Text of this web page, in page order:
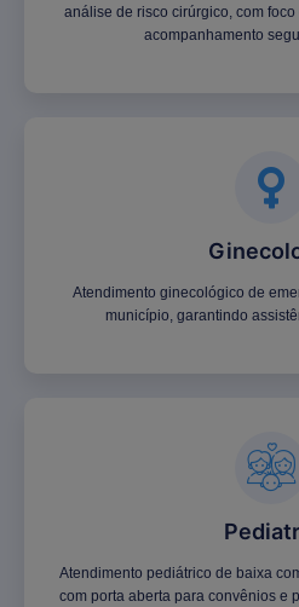
análise de risco cirúrgico, com
acompanhamento
Atendimento ginecológico de
município, garantindo
Atendimento pediátrico de baixa
com porta aberta para convênios e